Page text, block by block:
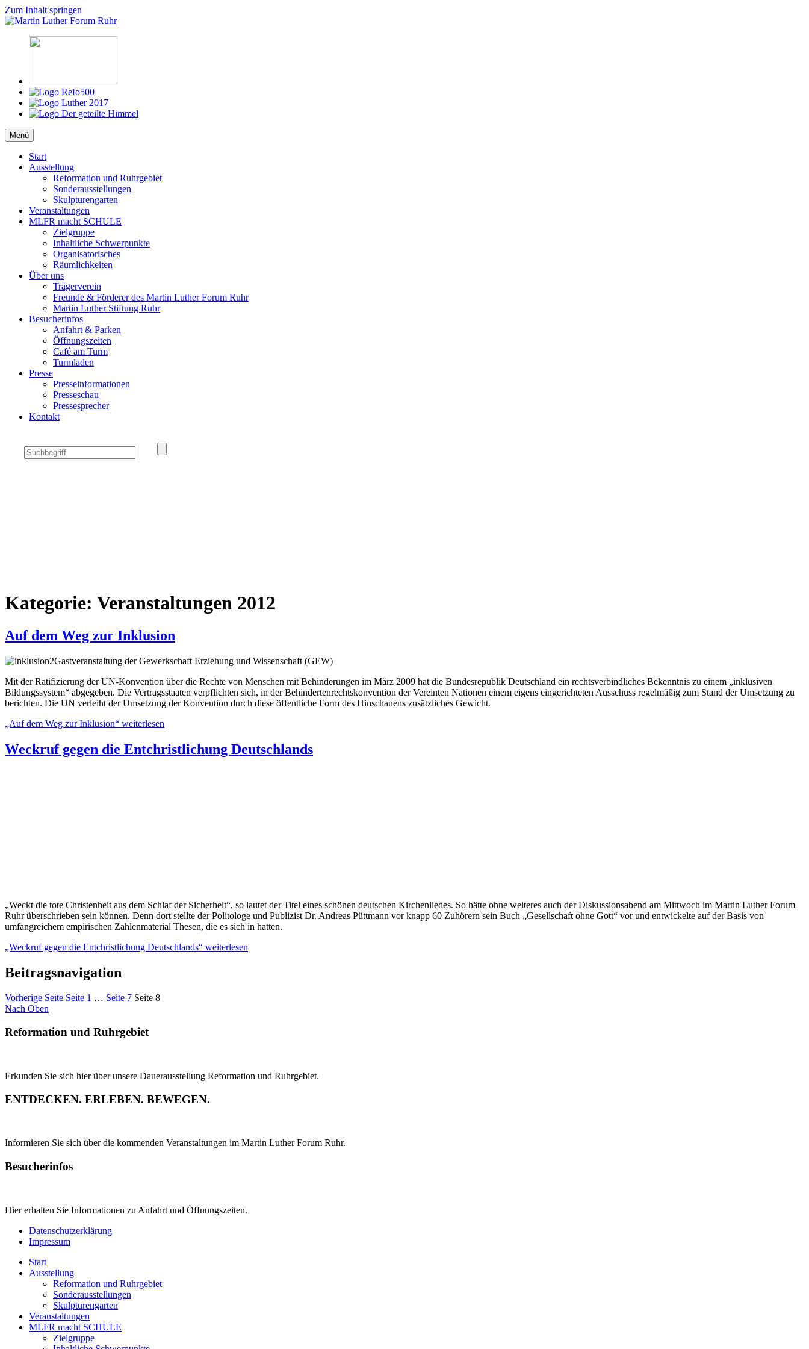
Zum Inhalt springen
Martin Luther Forum Ruhr
Reformation, Ruhrgebiet, Kultur
Menü
Start
Ausstellung
Reformation und Ruhrgebiet
Sonderausstellungen
Skulpturengarten
Veranstaltungen
MLFR macht SCHULE
Zielgruppe
Inhaltliche Schwerpunkte
Organisatorisches
Räumlichkeiten
Über uns
Trägerverein
Freunde & Förderer des Martin Luther Forum Ruhr
Martin Luther Stiftung Ruhr
Besucherinfos
Anfahrt & Parken
Öffnungszeiten
Café am Turm
Turmladen
Presse
Presseinformationen
Presseschau
Pressesprecher
Kontakt
Kategorie: Veranstaltungen 2012
Auf dem Weg zur Inklusion
Gastveranstaltung der Gewerkschaft Erziehung und Wissenschaft (GEW)
Mit der Ratifizierung der UN-Konvention über die Rechte von Menschen mit Behinderungen im März 2009 hat die Bundesrepublik Deutschland ein rechtsverbindliches Bekenntnis zu einem „inklusiven
Bildungssystem“ abgegeben. Die Vertragsstaaten verpflichten sich, in der Behindertenrechtskonvention der Vereinten Nationen einem eigens eingerichteten Ausschuss regelmäßig zum Stand der Umsetzung zu
berichten. Die UN verleiht der Umsetzung der Konvention durch diese öffentliche Form des Hinschauens zusätzliches Gewicht.
„Auf dem Weg zur Inklusion“ weiterlesen
Weckruf gegen die Entchristlichung Deutschlands
„Weckt die tote Christenheit aus dem Schlaf der Sicherheit“, so lautet der Titel eines schönen deutschen Kirchenliedes. So hätte ohne weiteres auch der Diskussionsabend am Mittwoch im Martin Luther Forum
Ruhr überschrieben sein können. Denn dort stellte der Politologe und Publizist Dr. Andreas Püttmann vor knapp 60 Zuhörern sein Buch „Gesellschaft ohne Gott“ vor und entwickelte auf der Basis von
umfangreichem empirischen Zahlenmaterial Thesen, die es sich in hatten.
„Weckruf gegen die Entchristlichung Deutschlands“ weiterlesen
Beitragsnavigation
Vorherige Seite Seite 1 … Seite 7 Seite 8
Nach Oben
Reformation und Ruhrgebiet
Erkunden Sie sich hier über unsere Dauerausstellung Reformation und Ruhrgebiet.
ENTDECKEN. ERLEBEN. BEWEGEN.
Informieren Sie sich über die kommenden Veranstaltungen im Martin Luther Forum Ruhr.
Besucherinfos
Hier erhalten Sie Informationen zu Anfahrt und Öffnungszeiten.
Datenschutzerklärung
Impressum
Start
Ausstellung
Reformation und Ruhrgebiet
Sonderausstellungen
Skulpturengarten
Veranstaltungen
MLFR macht SCHULE
Zielgruppe